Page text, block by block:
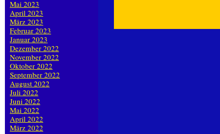
Mai 2023
April 2023
März 2023
Februar 2023
Januar 2023
Dezember 2022
November 2022
Oktober 2022
September 2022
August 2022
Juli 2022
Juni 2022
Mai 2022
April 2022
März 2022